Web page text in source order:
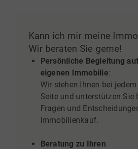
Kann ich mir meine
Wir beraten Sie gerne!
Persönliche Begleitung
eigenen Immobilie:
Wir stehen Ihnen bei
Seite und unterstützen Sie
Fragen und
Immobilienkauf.
Beratung zu Ihren